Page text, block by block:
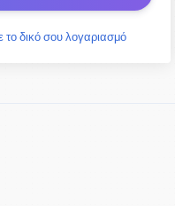
το δικό σου λογαριασμό